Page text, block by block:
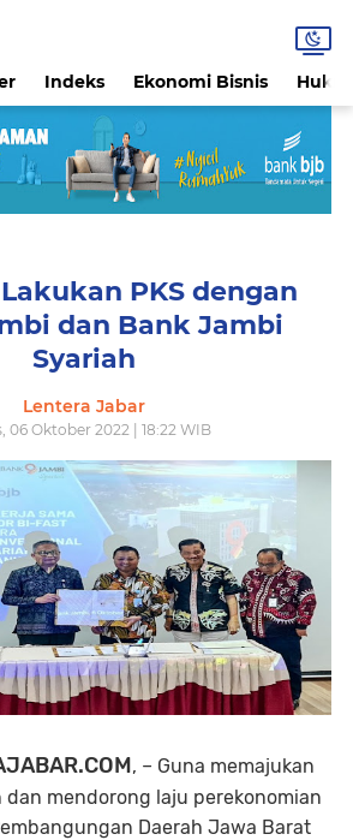
Indeks Ekonomi Bisnis
PKS dengan
dan Bank Jambi
Syariah
Lentera Jabar
06 Oktober 2022 | 18:22 WIB
, – Guna memajukan
dan mendorong laju perekonomian
Daerah Jawa Barat